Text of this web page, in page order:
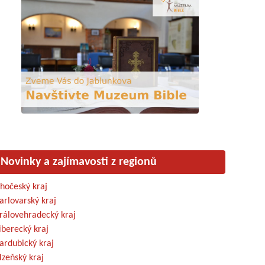
Novinky a zajímavosti z regionů
kraj
kraj
kraj
kraj
kraj
kraj